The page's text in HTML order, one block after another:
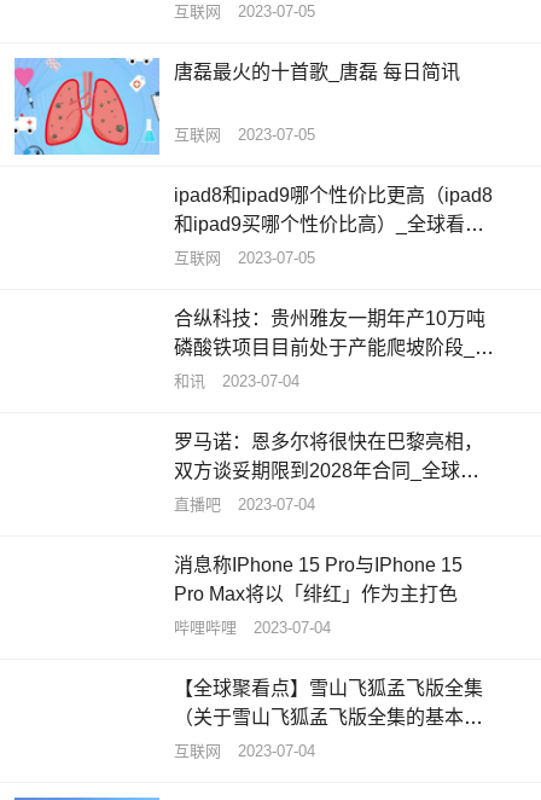
互联网 2023-07-05
唐磊最火的十首歌_唐磊 每日简讯
互联网 2023-07-05
ipad8和ipad9哪个性价比更高（ipad8
和ipad9买哪个性价比高）_全球看热
讯
互联网 2023-07-05
合纵科技：贵州雅友一期年产10万吨
磷酸铁项目目前处于产能爬坡阶段_每
日聚焦
和讯 2023-07-04
罗马诺：恩多尔将很快在巴黎亮相，
双方谈妥期限到2028年合同_全球要
闻
直播吧 2023-07-04
消息称IPhone 15 Pro与IPhone 15
Pro Max将以「绯红」作为主打色
哔哩哔哩 2023-07-04
【全球聚看点】雪山飞狐孟飞版全集
（关于雪山飞狐孟飞版全集的基本详
情介绍）
互联网 2023-07-04